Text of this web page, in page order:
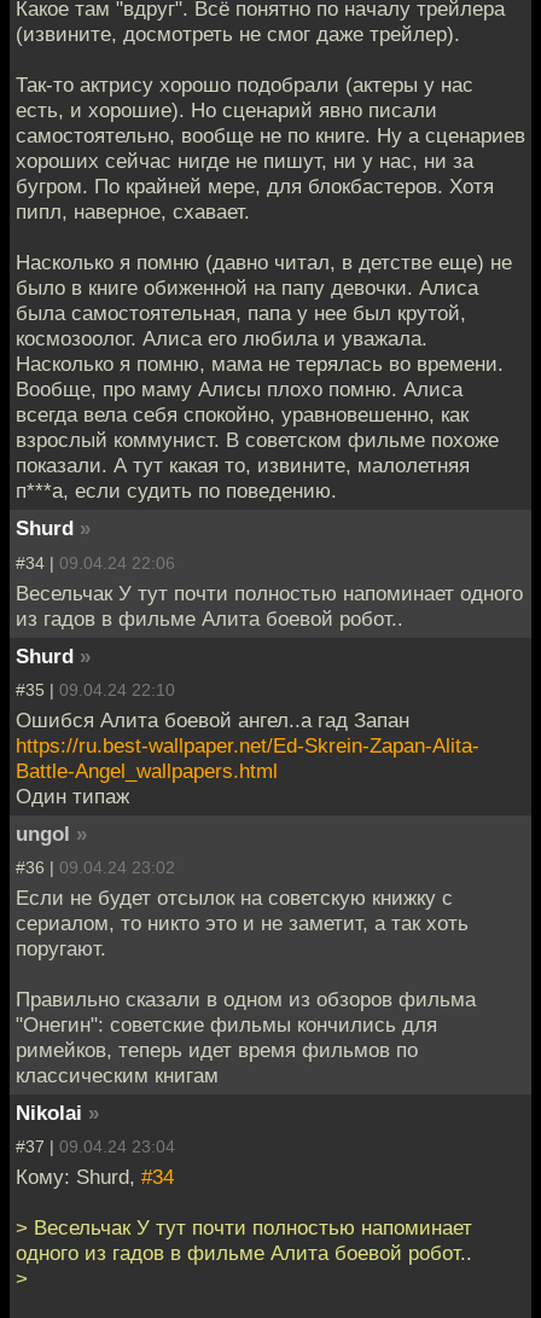
Какое там "вдруг". Всё понятно по началу трейлера
(извините, досмотреть не смог даже трейлер).
Так-то актрису хорошо подобрали (актеры у нас
есть, и хорошие). Но сценарий явно писали
самостоятельно, вообще не по книге. Ну а сценариев
хороших сейчас нигде не пишут, ни у нас, ни за
бугром. По крайней мере, для блокбастеров. Хотя
пипл, наверное, схавает.
Насколько я помню (давно читал, в детстве еще) не
было в книге обиженной на папу девочки. Алиса
была самостоятельная, папа у нее был крутой,
космозоолог. Алиса его любила и уважала.
Насколько я помню, мама не терялась во времени.
Вообще, про маму Алисы плохо помню. Алиса
всегда вела себя спокойно, уравновешенно, как
взрослый коммунист. В советском фильме похоже
показали. А тут какая то, извините, малолетняя
п***а, если судить по поведению.
Shurd »
#34 | 09.04.24 22:06
Весельчак У тут почти полностью напоминает одного
из гадов в фильме Алита боевой робот..
Shurd »
#35 | 09.04.24 22:10
Ошибся Алита боевой ангел..а гад Запан
https://ru.best-wallpaper.net/Ed-Skrein-Zapan-Alita-
Battle-Angel_wallpapers.html
Один типаж
ungol »
#36 | 09.04.24 23:02
Если не будет отсылок на советскую книжку с
сериалом, то никто это и не заметит, а так хоть
поругают.
Правильно сказали в одном из обзоров фильма
"Онегин": советские фильмы кончились для
римейков, теперь идет время фильмов по
классическим книгам
Nikolai »
#37 | 09.04.24 23:04
Кому: Shurd, #34
> Весельчак У тут почти полностью напоминает
одного из гадов в фильме Алита боевой робот..
>